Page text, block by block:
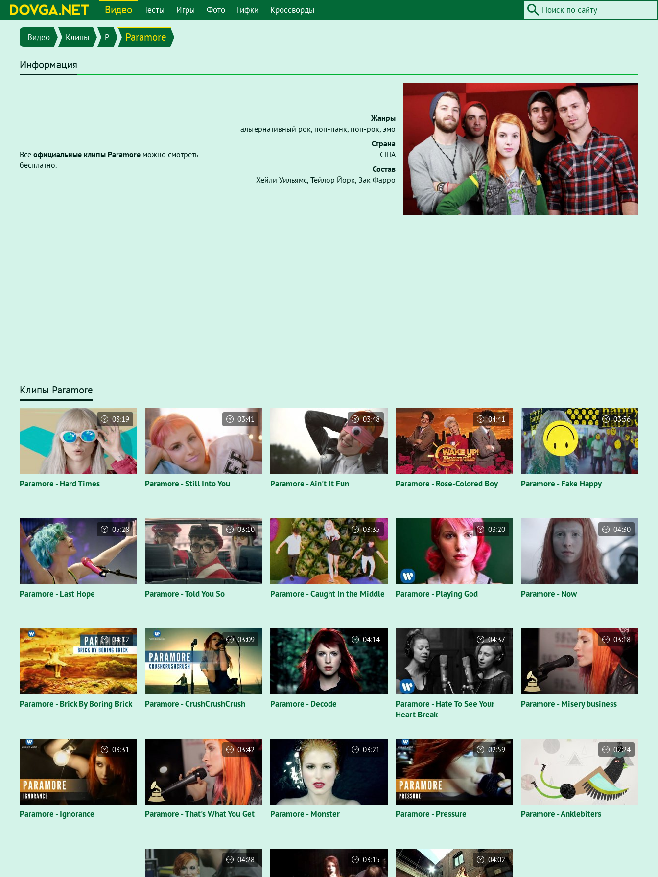
Видео Тесты Игры Фото Гифки Кроссворды
Видео Клипы P Paramore
Информация
Все официальные клипы Paramore можно смотреть
бесплатно.
Жанры
альтернативный рок, поп-панк, поп-рок, эмо
Страна
США
Состав
Хейли Уильямс, Тейлор Йорк, Зак Фарро
Клипы Paramore
Paramore - Hard Times
03:19
Paramore - Still Into You
03:41
Paramore - Ain't It Fun
03:48
Paramore - Rose-Colored Boy
04:41
Paramore - Fake Happy
03:56
Paramore - Last Hope
05:28
Paramore - Told You So
03:10
Paramore - Caught In the Middle
03:35
Paramore - Playing God
03:20
Paramore - Now
04:30
Paramore - Brick By Boring Brick
04:12
Paramore - CrushCrushCrush
03:09
Paramore - Decode
04:14
Paramore - Hate To See Your
Heart Break
04:37
Paramore - Misery business
03:18
Paramore - Ignorance
03:31
Paramore - That's What You Get
03:42
Paramore - Monster
03:21
Paramore - Pressure
02:59
Paramore - Anklebiters
02:24
04:28 03:15 04:02